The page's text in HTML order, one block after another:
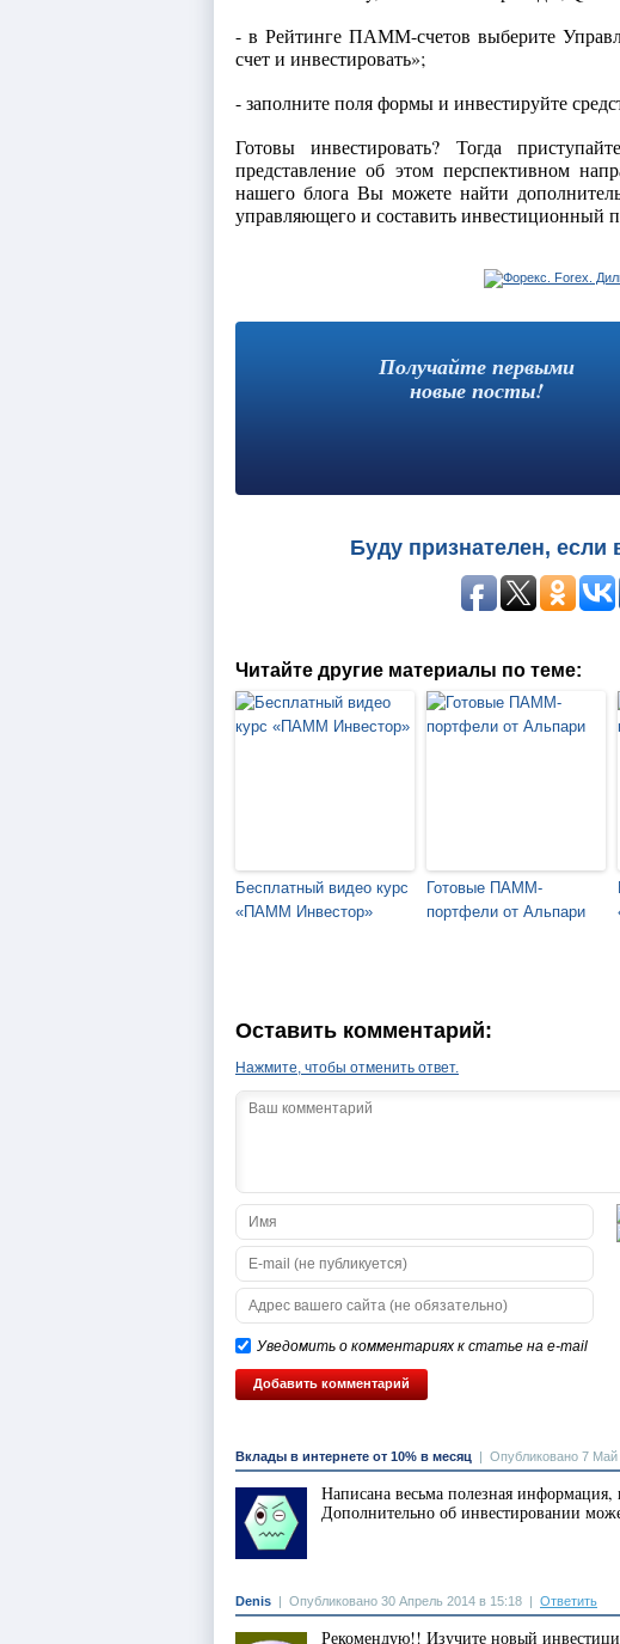
- в Рейтинге ПАММ-счетов выберите
счет и инвестировать»;
- заполните поля формы и инвестируйте
Готовы инвестировать? Тогда
представление об этом перспективном
нашего блога Вы можете найти
управляющего и составить инвестиционный
Получайте первыми
новые посты!
Буду признателен, если
Читайте другие материалы по теме:
Бесплатный видео курс
«ПАММ Инвестор»
Готовые ПАММ-
портфели от Альпари
Оставить комментарий:
Нажмите, чтобы отменить ответ.
Уведомить о комментариях к статье на e-mail
Вклады в интернете от 10% в месяц | Опубликовано 7 Май
Написана весьма полезная
Дополнительно об инвестировании
Denis | Опубликовано 30 Апрель 2014 в 15:18 | Ответить
Рекомендую!! Изучите новый